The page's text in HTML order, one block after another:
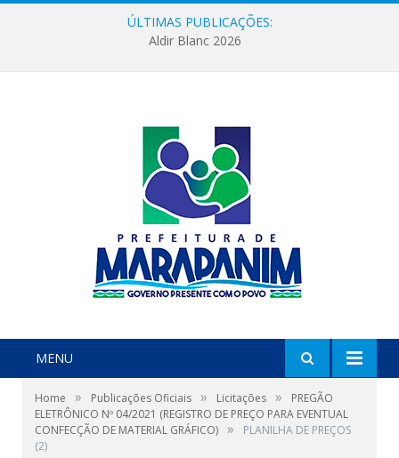
ÚLTIMAS PUBLICAÇÕES:
Aldir Blanc 2026
MENU
Home » Publicações Oficiais » Licitações »
PREGÃO
ELETRÔNICO Nº 04/2021 (REGISTRO DE PREÇO PARA EVENTUAL
CONFECÇÃO DE MATERIAL GRÁFICO) »
PLANILHA DE PREÇOS
(2)